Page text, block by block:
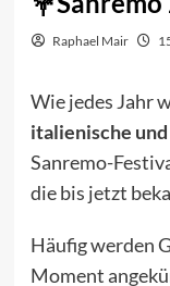
Raphael Mair
Wie jedes Jahr
italienische
Sanremo-
die bis jetzt
Häufig werden
Moment